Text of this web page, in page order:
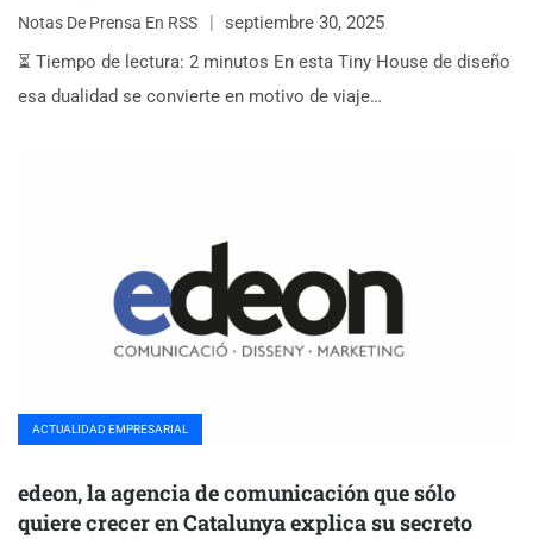
Notas De Prensa En RSS
septiembre 30, 2025
⏳ Tiempo de lectura: 2 minutos En esta Tiny House de diseño
esa dualidad se convierte en motivo de viaje…
ACTUALIDAD EMPRESARIAL
edeon, la agencia de comunicación que sólo
quiere crecer en Catalunya explica su secreto